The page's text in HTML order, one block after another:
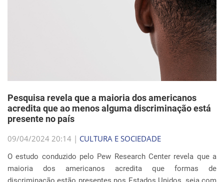
Pesquisa revela que a maioria dos americanos
acredita que ao menos alguma discriminação está
presente no país
09/04/2024 20:14 | CULTURA E SOCIEDADE
O estudo conduzido pelo Pew Research Center revela que a
maioria dos americanos acredita que formas de